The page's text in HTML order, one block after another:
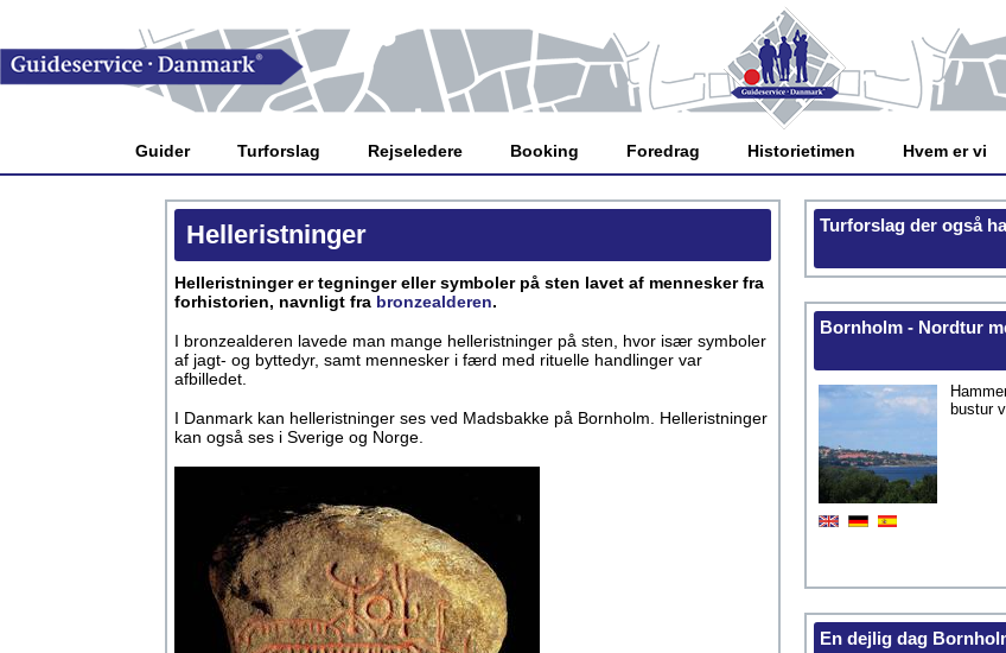
Guider Turforslag Rejseledere Booking Foredrag Historietimen Hvem er vi
Helleristninger
Helleristninger er tegninger eller symboler på sten lavet af mennesker fra
forhistorien, navnligt fra bronzealderen.
I bronzealderen lavede man mange helleristninger på sten, hvor især symboler
af jagt- og byttedyr, samt mennesker i færd med rituelle handlinger var
afbilledet.
I Danmark kan helleristninger ses ved Madsbakke på Bornholm. Helleristninger
kan også ses i Sverige og Norge.
Turforslag der også
Bornholm - Nordtur
bustur
En dejlig dag